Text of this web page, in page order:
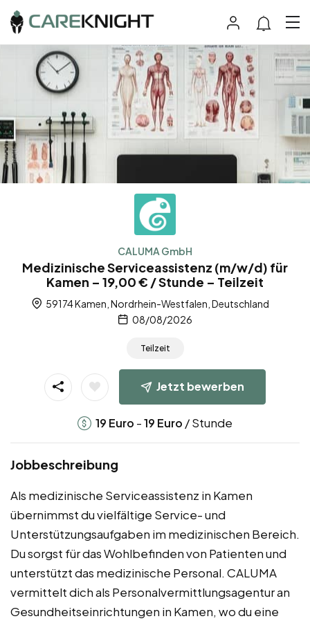
CALUMA GmbH
Medizinische Serviceassistenz (m/w/d) für
Kamen – 19,00 € / Stunde – Teilzeit
59174 Kamen, Nordrhein-Westfalen, Deutschland
08/08/2026
Teilzeit
Jetzt bewerben
19 Euro -19 Euro / Stunde
Jobbeschreibung
Als medizinische Serviceassistenz in Kamen
übernimmst du vielfältige Service- und
Unterstützungsaufgaben im medizinischen Bereich.
Du sorgst für das Wohlbefinden von Patienten und
unterstützt das medizinische Personal. CALUMA
vermittelt dich als Personalvermittlungsagentur an
Gesundheitseinrichtungen in Kamen, wo du eine